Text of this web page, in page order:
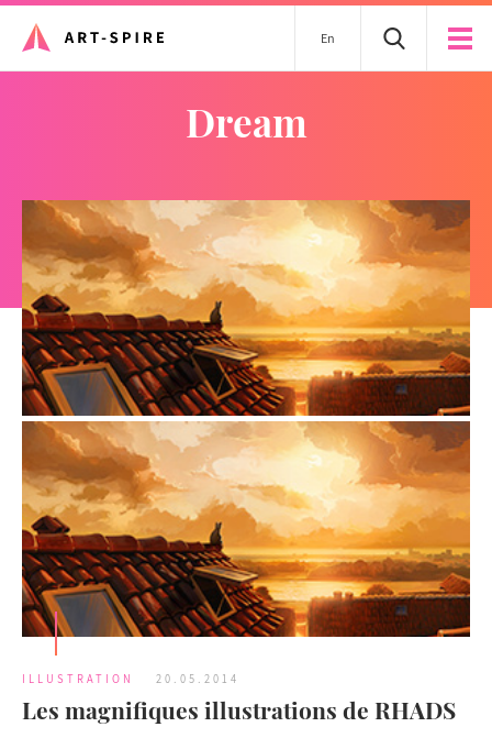
En
dream
ILLUSTRATION 20.05.2014
Les magnifiques illustrations de RHADS